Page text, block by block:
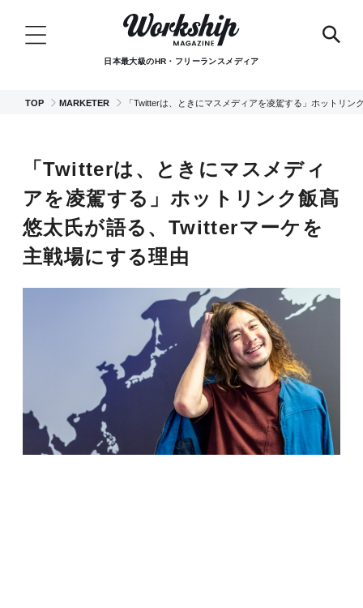
日本最大級のHR・フリーランスメディア
TOP MARKETER 「Twitterは、ときにマスメディアを凌駕する」ホットリ
「Twitterは、ときにマスメディ
アを凌駕する」ホットリンク飯髙
悠太氏が語る、Twitterマーケを
主戦場にする理由